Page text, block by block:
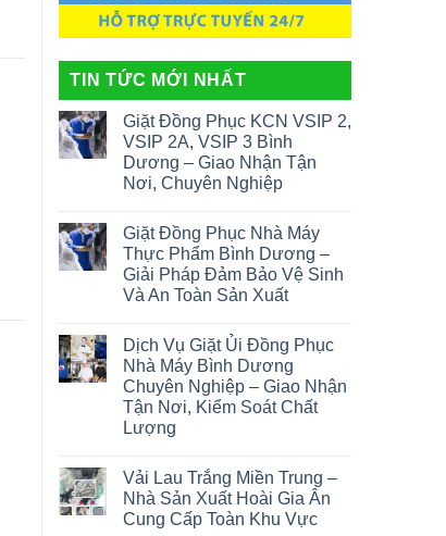
TIN TỨC MỚI NHẤT
Giặt Đồng Phục KCN VSIP 2,
VSIP 2A, VSIP 3 Bình
Dương – Giao Nhận Tận
Nơi, Chuyên Nghiệp
Giặt Đồng Phục Nhà Máy
Thực Phẩm Bình Dương –
Giải Pháp Đảm Bảo Vệ Sinh
Và An Toàn Sản Xuất
Dịch Vụ Giặt Ủi Đồng Phục
Nhà Máy Bình Dương
Chuyên Nghiệp – Giao Nhận
Tận Nơi, Kiểm Soát Chất
Lượng
Vải Lau Trắng Miền Trung –
Nhà Sản Xuất Hoài Gia Ân
Cung Cấp Toàn Khu Vực